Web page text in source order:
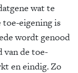
wat te
eigening is
wordt genood
van de toe-
en eindig. Zo